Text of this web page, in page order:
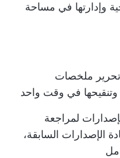
وإدارتها في مساحة
ملخصات
وتنقيحها في وقت واحد
لمراجعة
الإصدارات السابقة،